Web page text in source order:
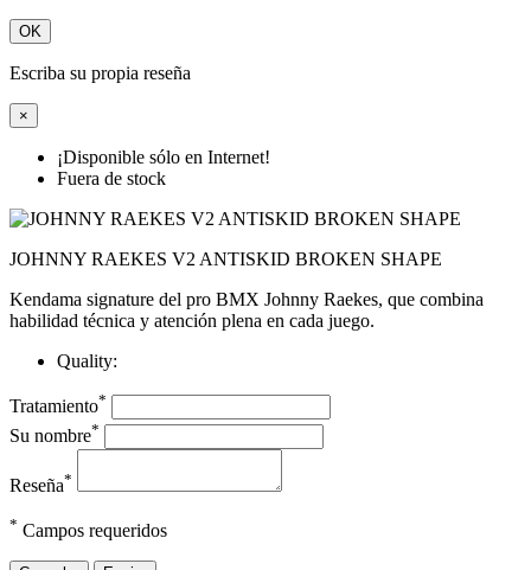
OK
Escriba su propia reseña
×
¡Disponible sólo en Internet!
Fuera de stock
JOHNNY RAEKES V2 ANTISKID BROKEN SHAPE
Kendama signature del pro BMX Johnny Raekes, que combina
habilidad técnica y atención plena en cada juego.
Quality:
Tratamiento*
Su nombre*
Reseña*
* Campos requeridos